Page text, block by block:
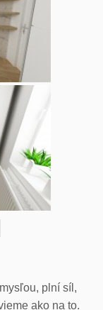
plní síl,
ako na to.